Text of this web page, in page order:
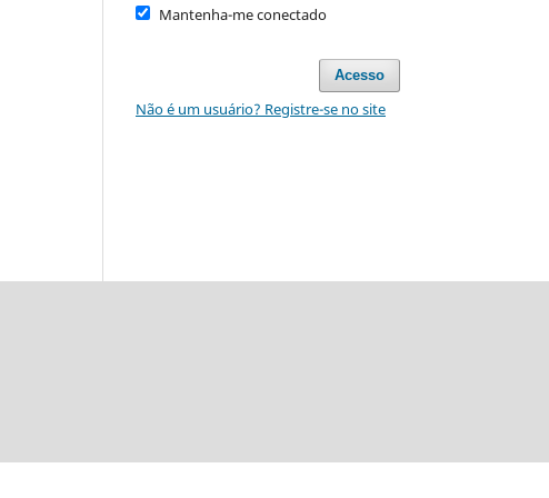
Mantenha-me conectado
Acesso
Não é um usuário? Registre-se no site